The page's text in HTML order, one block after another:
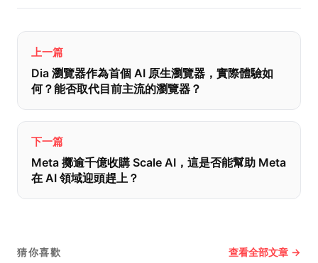
上一篇
Dia 瀏覽器作為首個 AI 原生瀏覽器，實際體驗如
何？能否取代目前主流的瀏覽器？
下一篇
Meta 擲逾千億收購 Scale AI，這是否能幫助 Meta
在 AI 領域迎頭趕上？
猜你喜歡 查看全部文章 →